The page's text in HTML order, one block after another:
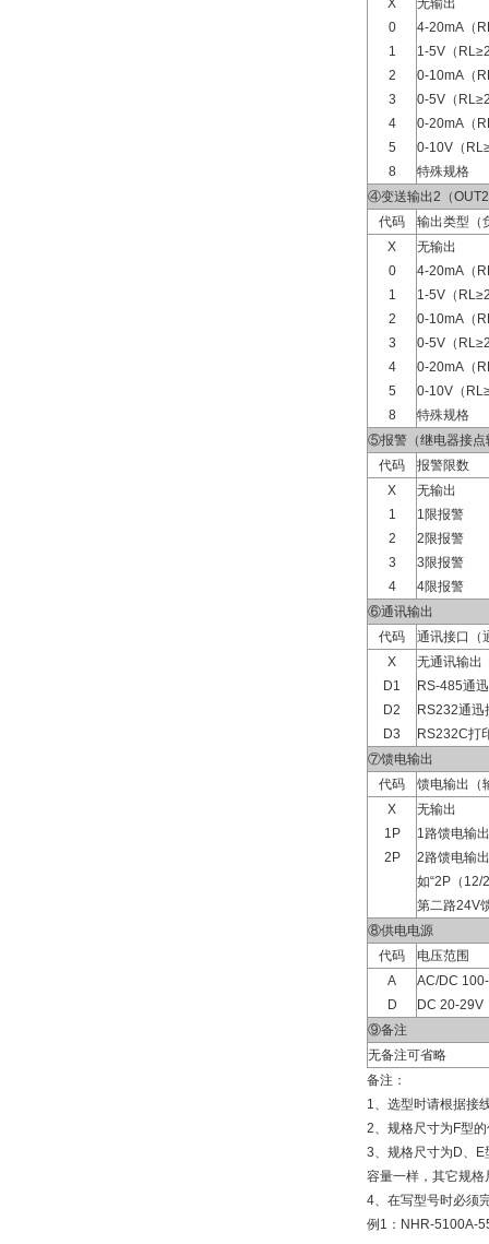
X
0
1
2
3
4
5
8
无输出
4-20mA（
1-5V（
0-10mA（
0-5V（
0-20mA（
0-10V（
特殊规格
④变送输出2（
代码
输出类型（
X
0
1
2
3
4
5
8
无输出
4-20mA（
1-5V（
0-10mA（
0-5V（
0-20mA（
0-10V（
特殊规格
⑤报警（继电器接点
代码
报警限数
X
1
2
3
4
无输出
1限报警
2限报警
3限报警
4限报警
⑥通讯输出
代码
通讯接口（
X
D1
D2
D3
无通讯输出
RS-485通
RS232通
RS232C打
⑦馈电输出
代码
馈电输出（
X
1P
2P
无输出
1路馈电输出
2路馈电输出
如“2P（12/
第二路24V
⑧供电电源
代码
电压范围
A
D
AC/DC
DC 20-29V
⑨备注
无备注可省略
备注：
1、选型时请根据接
2、规格尺寸为F型
3、规格尺寸为D、
容量一样，其它规
4、在写型号时必须
例1：NHR-5100A-